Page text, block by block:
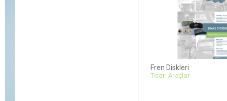
Fren Diskleri
Ticari Araçlar